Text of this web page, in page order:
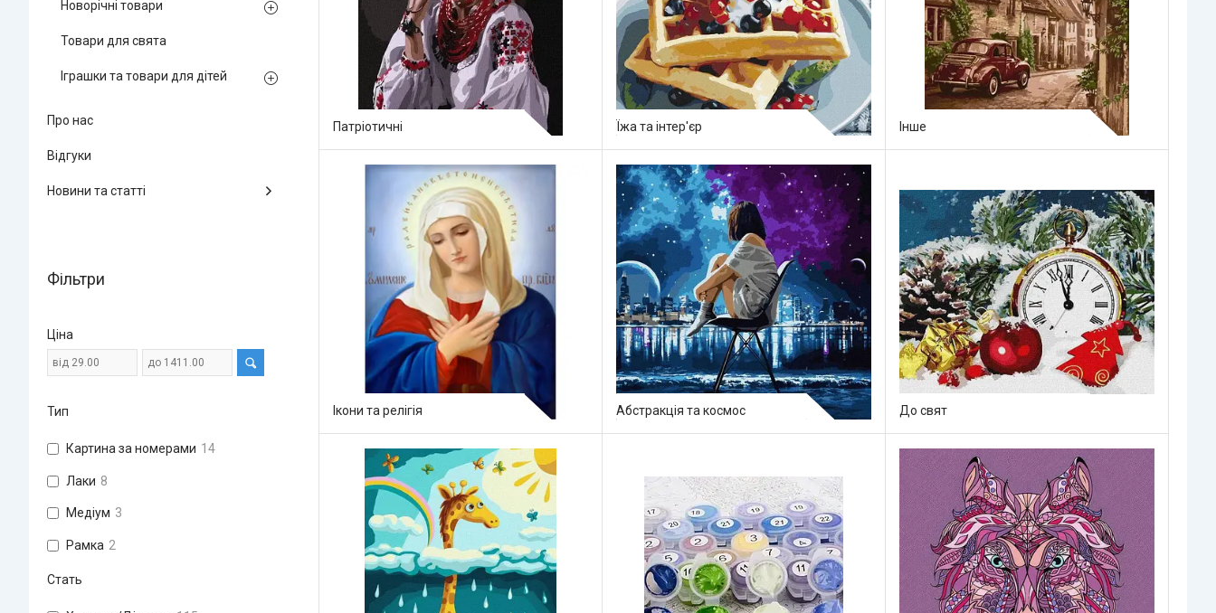
Патріотичні Їжа та інтер'єр Інше
Ікони та релігія Абстракція та космос До свят
Новорічні товари
Товари для свята
Іграшки та товари для дітей
Про нас
Відгуки
Новини та статті
Фільтри
Ціна
Тип
Картина за номерами 14
Лаки 8
Медіум 3
Рамка 2
Стать